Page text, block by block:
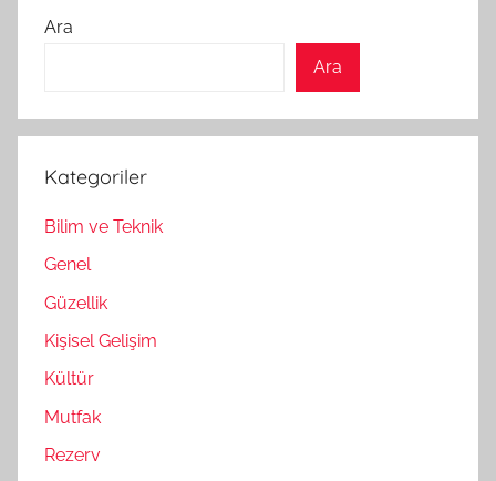
Ara
Ara
Kategoriler
Bilim ve Teknik
Genel
Güzellik
Kişisel Gelişim
Kültür
Mutfak
Rezerv